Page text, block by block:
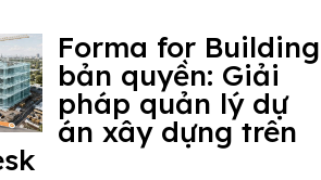
Forma for Building
bản quyền: Giải
pháp quản lý dự
án xây dựng trên